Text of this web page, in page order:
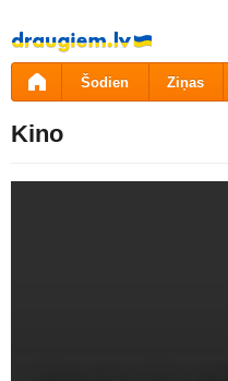
Pāriet
uz
saturu
Šodien Ziņas
Kino